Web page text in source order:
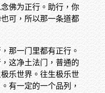
佛为正行。助行，你
可，所以那一条道都
那一门里都有正行。
这净土法门，普通的
乐世界。往生极乐世
有一定的一个品列，